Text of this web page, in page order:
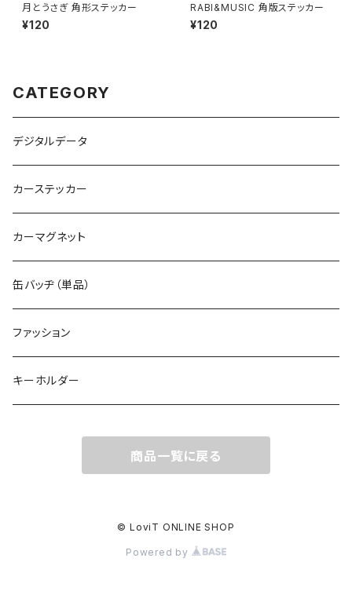
月とうさぎ 角形ステッカー
¥120
RABI&MUSIC 角版ステッカー
¥120
CATEGORY
デジタルデータ
カーステッカー
カーマグネット
缶バッヂ（単品）
ファッション
キーホルダー
商品一覧に戻る
© LoviT ONLINE SHOP
Powered by